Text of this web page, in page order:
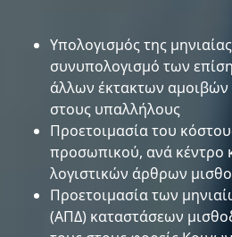
Υπολογισµός της
συνυπολογισµό των
άλλων έκτακτων
στους υπαλλήλους
Προετοιµασία του
προσωπικού, ανά κέντρο
λογιστικών άρθρων
Προετοιµασία των
(ΑΠΔ) καταστάσεων